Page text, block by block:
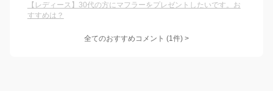
【レディース】30代の方にマフラーをプレゼントしたいです。お
すすめは？
全てのおすすめコメント (1件) >